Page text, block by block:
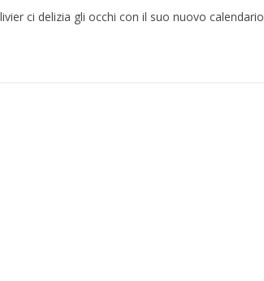
ci delizia gli occhi con il suo nuovo calendario